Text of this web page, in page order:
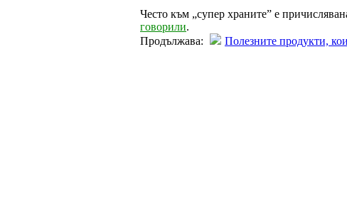
Често към „супер храните” е
говорили.
Продължава:
Полезните продукти,